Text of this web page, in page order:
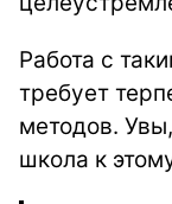
Работа с
требует
методов.
школа к